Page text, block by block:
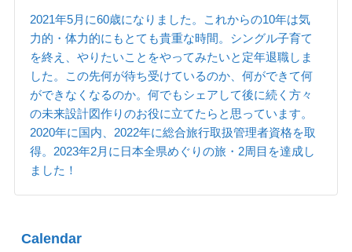
2021年5月に60歳になりました。これからの10年は気
力的・体力的にもとても貴重な時間。シングル子育て
を終え、やりたいことをやってみたいと定年退職しま
した。この先何が待ち受けているのか、何ができて何
ができなくなるのか。何でもシェアして後に続く方々
の未来設計図作りのお役に立てたらと思っています。
2020年に国内、2022年に総合旅行取扱管理者資格を取
得。2023年2月に日本全県めぐりの旅・2周目を達成し
ました！
Calendar